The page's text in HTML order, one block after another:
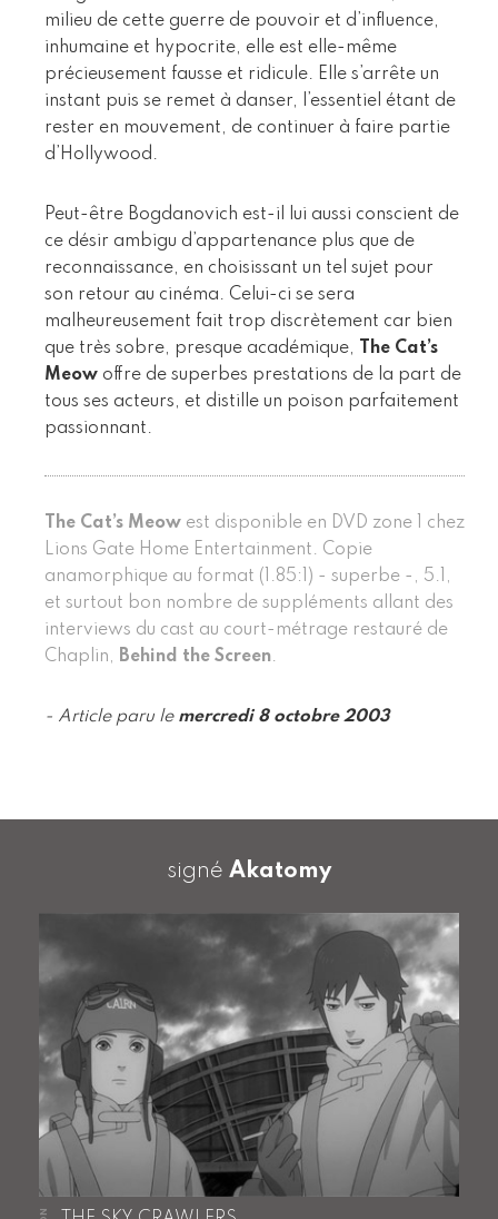
milieu de cette guerre de pouvoir et d’influence,
inhumaine et hypocrite, elle est elle-même
précieusement fausse et ridicule. Elle s’arrête un
instant puis se remet à danser, l’essentiel étant de
rester en mouvement, de continuer à faire partie
d’Hollywood.
Peut-être Bogdanovich est-il lui aussi conscient de
ce désir ambigu d’appartenance plus que de
reconnaissance, en choisissant un tel sujet pour
son retour au cinéma. Celui-ci se sera
malheureusement fait trop discrètement car bien
que très sobre, presque académique,
The Cat’s
Meow offre de superbes prestations de la part de
tous ses acteurs, et distille un poison parfaitement
passionnant.
The Cat’s Meow est disponible en DVD zone 1 chez
Lions Gate Home Entertainment. Copie
anamorphique au format (1.85:1) - superbe -, 5.1,
et surtout bon nombre de suppléments allant des
interviews du cast au court-métrage restauré de
Chaplin, Behind the Screen.
- Article paru le mercredi 8 octobre 2003
signé Akatomy